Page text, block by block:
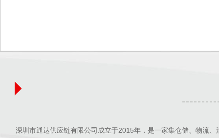
深圳市通达供应链有限公司成立于2015年，是一家集仓储、物